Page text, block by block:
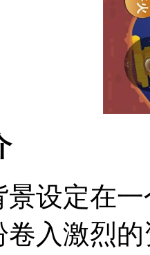
景设定在
卷入激烈